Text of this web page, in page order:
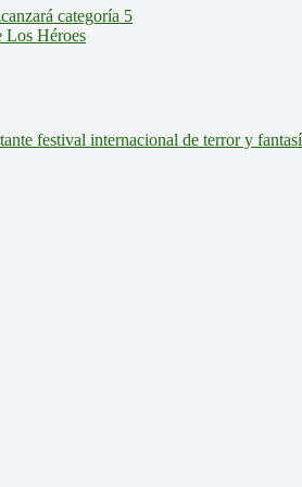
categoría 5
Los Héroes
festival internacional de terror y